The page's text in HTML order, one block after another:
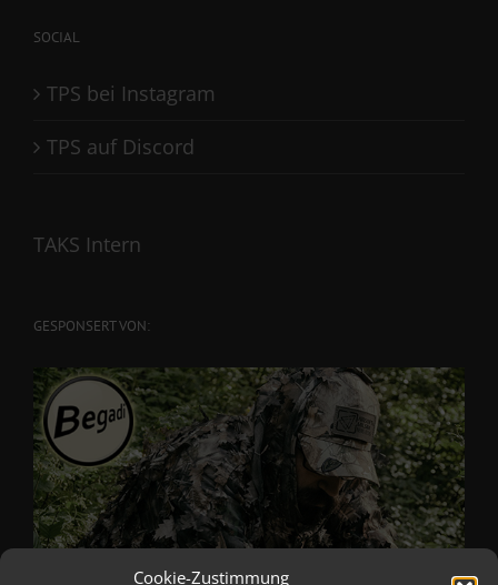
Cookie-Zustimmung
SOCIAL
TPS bei Instagram
TPS auf Discord
TAKS Intern
GESPONSERT VON: